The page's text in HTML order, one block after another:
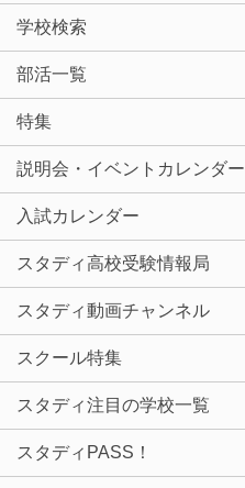
学校検索
部活一覧
特集
説明会・イベントカレンダー
入試カレンダー
スタディ高校受験情報局
スタディ動画チャンネル
スクール特集
スタディ注目の学校一覧
スタディPASS！